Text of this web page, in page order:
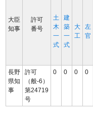
大臣
知事
許可
番号
土
木
一
式
建
築
一
式
大
工
左
官
長野
県知
事
許可
（般-6）
第24719
号
0 0 0 0